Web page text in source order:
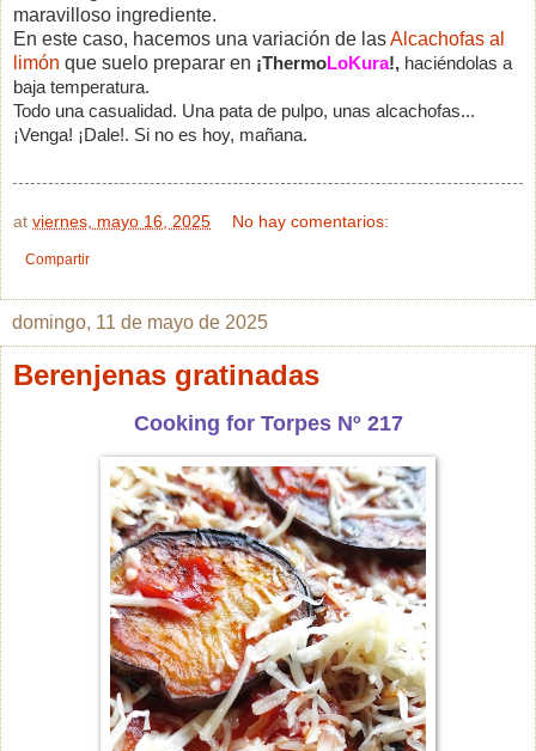
maravilloso ingrediente.
En este caso, hacemos una variación de lasAlcachofas al
limón que suelo preparar en ¡ThermoLoKura!, haciéndolas a
baja temperatura.
Todo una casualidad. Una pata de pulpo, unas alcachofas...
¡Venga! ¡Dale!. Si no es hoy, mañana.
at viernes, mayo 16, 2025 No hay comentarios:
Compartir
domingo, 11 de mayo de 2025
Berenjenas gratinadas
Cooking for Torpes Nº 217